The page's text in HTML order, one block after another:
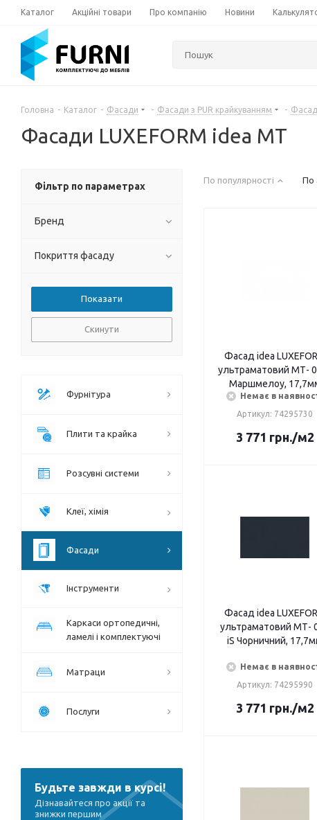
Каталог Акційні товари Про компанію Новини
Головна - Каталог - Фасади - Фасади з PUR крайкуванням -
Фасади LUXEFORМ idea MT
По популярності По
Фасад idea
ультраматовий МТ-
Маршмелоу,
Немає в
Артикул: 74295730
3 771 грн./м2
Фасад idea
ультраматовий МТ-
iS Чорничний,
Немає в
Артикул: 74295990
3 771 грн./м2
Фільтр по параметрах
Бренд
Покриття фасаду
Скинути
Фурнітура
Плити та крайка
Розсувні системи
Клеї, хімія
Фасади
Інструменти
Каркаси ортопедичні,
ламелі і комплектуючі
Матраци
Послуги
Будьте завжди в курсі!
Дізнавайтеся про акції та
знижки першим